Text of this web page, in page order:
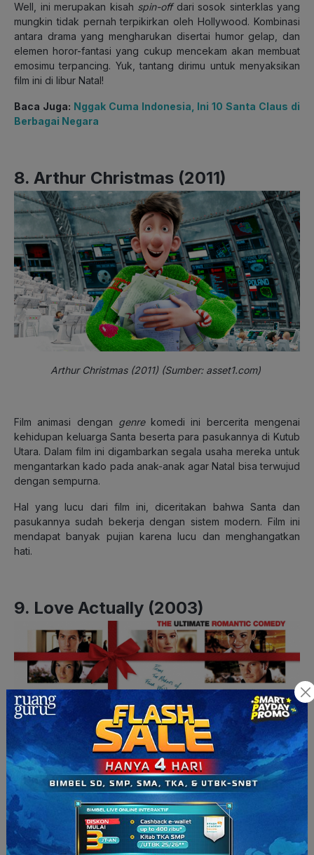
Well, ini merupakan kisah spin-offdari sosok sinterklas yang
mungkin tidak pernah terpikirkan oleh Hollywood. Kombinasi
antara drama yang mengharukan disertai humor gelap, dan
elemen horor-fantasi yang cukup mencekam akan membuat
emosimu terpancing. Yuk, tantang dirimu untuk menyaksikan
film ini di libur Natal!
Baca Juga: Nggak Cuma Indonesia, Ini 10 Santa Claus di
Berbagai Negara
8. Arthur Christmas (2011)
Arthur Christmas (2011) (Sumber: asset1.com)
Film animasi dengan genre komedi ini bercerita mengenai
kehidupan keluarga Santa beserta para pasukannya di Kutub
Utara. Dalam film ini digambarkan segala usaha mereka untuk
mengantarkan kado pada anak-anak agar Natal bisa terwujud
dengan sempurna.
Hal yang lucu dari film ini, diceritakan bahwa Santa dan
pasukannya sudah bekerja dengan sistem modern. Film ini
mendapat banyak pujian karena lucu dan menghangatkan
hati.
9. Love Actually (2003)
Love Actually (2003) (Sumber: independent.com)